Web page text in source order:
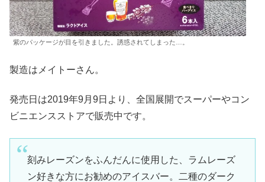
紫のパッケージが目を引きました。誘惑されてしまった…。
製造はメイトーさん。
発売日は2019年9月9日より、全国展開でスーパーやコン
ビニエンスストアで販売中です。
刻みレーズンをふんだんに使用した、ラムレーズ
ン好きな方にお勧めのアイスバー。二種のダーク